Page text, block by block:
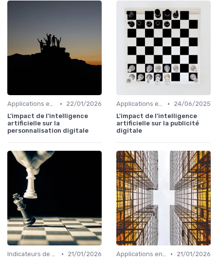
Applications en entreprise •
22/01/2026
L'impact de l'intelligence
artificielle sur la
personnalisation digitale
Applications en entreprise •
24/06/2025
L'impact de l'intelligence
artificielle sur la publicité
digitale
Indicateurs de performance •
21/01/2026
Applications en entreprise •
21/01/2026